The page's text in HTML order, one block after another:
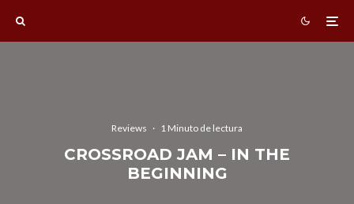
Reviews · 1 Minuto de lectura
CROSSROAD JAM – IN THE
BEGINNING